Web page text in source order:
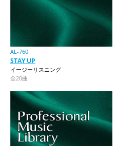
AL-760
STAY UP
イージーリスニング
全20曲